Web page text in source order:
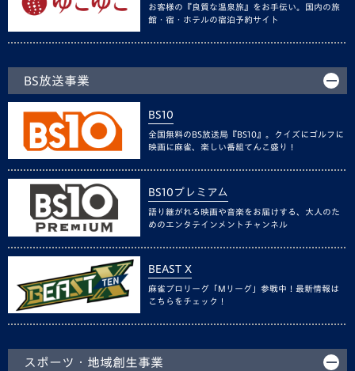
お客様の『良質な温泉旅』をお手伝い。国内の旅
館・宿・ホテルの宿泊予約サイト
BS放送事業
BS10
全国無料のBS放送局『BS10』。クイズにゴルフに
映画に麻雀、楽しい番組てんこ盛り！
BS10プレミアム
語り継がれる映画や音楽をお届けする、大人のた
めのエンタテインメントチャンネル
BEAST X
麻雀プロリーグ「Mリーグ」参戦中！最新情報は
こちらをチェック！
スポーツ・地域創生事業